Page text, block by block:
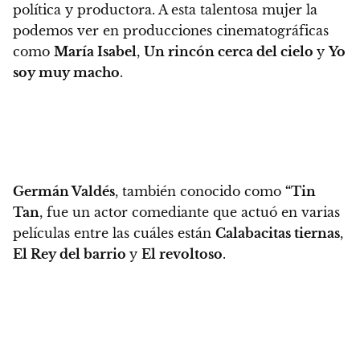
política y productora. A esta talentosa mujer la
podemos ver en producciones cinematográficas
como María Isabel, Un rincón cerca del cielo yYo
soy muy macho.
Germán Valdés, también conocido como “Tin
Tan, fue un actor comediante que actuó en varias
películas entre las cuáles están Calabacitas tiernas,
El Rey del barrio y El revoltoso.